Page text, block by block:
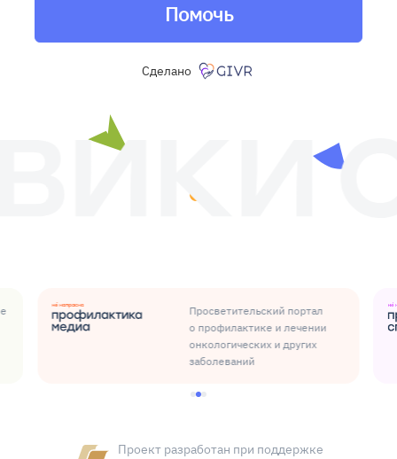
Помочь
Сделано
Просветительский портал
о профилактике и лечении
онкологических и других
заболеваний
Проект разработан при поддержке